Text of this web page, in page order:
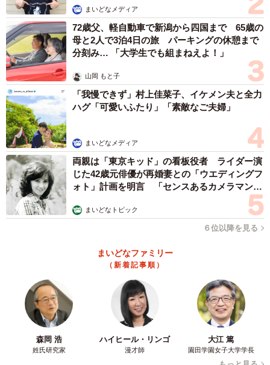
まいどなメディア
72歳父、軽自動車で新潟から四国まで 65歳の
母と2人で3泊4日の旅 パーキングの休憩まで
分刻み… 「大学生でも組まねえよ！」
山岡 もと子
「我慢できず」村上佳菜子、イケメン夫と全力
ハグ「可愛いふたり」「素敵なご夫婦」
まいどなメディア
両親は「東京キッド」の看板役者 ライダー演
じた42歳元俳優が再婚妻との「ウエディングフ
ォト」計画を明言 「センスあるカメラマン求
まいどなトピック
６位以降を見る
まいどなファミリー
（新着記事順）
森岡 浩
姓氏研究家
ハイヒール・リンゴ
漫才師
大江 篤
園田学園女子大学学長